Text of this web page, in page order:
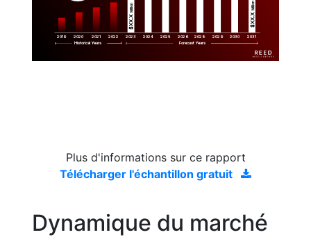
2019 2020 2021 2022 2023 2024 2025 2026 2028 2029 2030 2031
$XX.X
Million
$XX.X
Million
Historical Years Forecast Years
Plus d'informations sur ce rapport
Télécharger l'échantillon gratuit
Dynamique du marché